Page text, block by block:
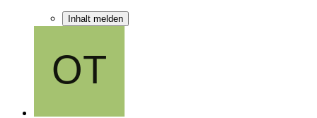
Inhalt melden